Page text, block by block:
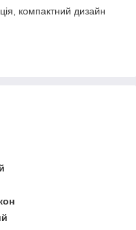
компактний дизайн